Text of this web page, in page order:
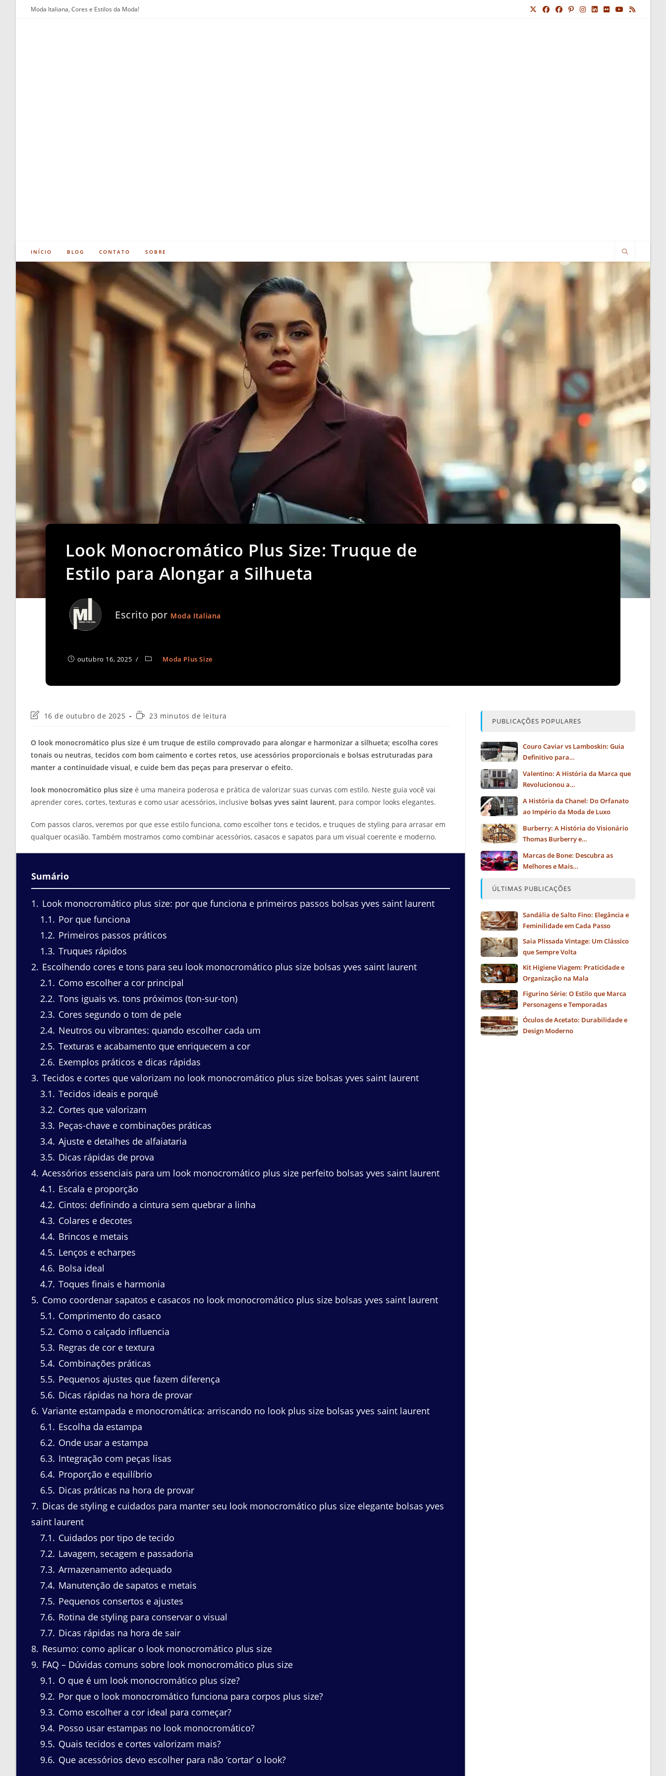
Moda Italiana, Cores e Estilos da Moda!
INÍCIO BLOG CONTATO SOBRE
Look Monocromático Plus Size: Truque de
Estilo para Alongar a Silhueta
Escrito por Moda Italiana
outubro 16, 2025 Moda Plus Size
Última
post:
16 de outubro de 2025
Tempo23 minutos de leitura
O look monocromático plus size é um truque de estilo comprovado para alongar e harmonizar a silhueta; escolha cores
tonais ou neutras, tecidos com bom caimento e cortes retos, use acessórios proporcionais e bolsas estruturadas para
manter a continuidade visual, e cuide bem das peças para preservar o efeito.
look monocromático plus size é uma maneira poderosa e prática de valorizar suas curvas com estilo. Neste guia você vai
aprender cores, cortes, texturas e como usar acessórios, inclusive bolsas yves saint laurent, para compor looks elegantes.
Com passos claros, veremos por que esse estilo funciona, como escolher tons e tecidos, e truques de styling para arrasar em
qualquer ocasião. Também mostramos como combinar acessórios, casacos e sapatos para um visual coerente e moderno.
Sumário
1
Look monocromático plus size: por que funciona e primeiros passos bolsas yves saint laurent
1.1
Por que funciona
1.2 Primeiros passos práticos
1.3 Truques rápidos
2 Escolhendo cores e tons para seu look monocromático plus size bolsas yves saint laurent
2.1
Como escolher a cor principal
2.2 Tons iguais vs. tons próximos (ton-sur-ton)
2.3 Cores segundo o tom de pele
2.4 Neutros ou vibrantes: quando escolher cada um
2.5 Texturas e acabamento que enriquecem a cor
2.6 Exemplos práticos e dicas rápidas
3 Tecidos e cortes que valorizam no look monocromático plus size bolsas yves saint laurent
3.1
Tecidos ideais e porquê
3.2 Cortes que valorizam
3.3 Peças-chave e combinações práticas
3.4 Ajuste e detalhes de alfaiataria
3.5 Dicas rápidas de prova
4 Acessórios essenciais para um look monocromático plus size perfeito bolsas yves saint laurent
4.1
Escala e proporção
4.2 Cintos: definindo a cintura sem quebrar a linha
4.3 Colares e decotes
4.4 Brincos e metais
4.5 Lenços e echarpes
4.6 Bolsa ideal
4.7 Toques finais e harmonia
5 Como coordenar sapatos e casacos no look monocromático plus size bolsas yves saint laurent
5.1
Comprimento do casaco
5.2 Como o calçado influencia
5.3 Regras de cor e textura
5.4 Combinações práticas
5.5 Pequenos ajustes que fazem diferença
5.6 Dicas rápidas na hora de provar
6 Variante estampada e monocromática: arriscando no look plus size bolsas yves saint laurent
6.1
Escolha da estampa
6.2 Onde usar a estampa
6.3 Integração com peças lisas
6.4 Proporção e equilíbrio
6.5 Dicas práticas na hora de provar
7 Dicas de styling e cuidados para manter seu look monocromático plus size elegante bolsas yves
saint laurent
7.1
Cuidados por tipo de tecido
7.2 Lavagem, secagem e passadoria
7.3 Armazenamento adequado
7.4 Manutenção de sapatos e metais
7.5 Pequenos consertos e ajustes
7.6 Rotina de styling para conservar o visual
7.7 Dicas rápidas na hora de sair
8 Resumo: como aplicar o look monocromático plus size
9 FAQ – Dúvidas comuns sobre look monocromático plus size
9.1
O que é um look monocromático plus size?
9.2 Por que o look monocromático funciona para corpos plus size?
9.3 Como escolher a cor ideal para começar?
9.4 Posso usar estampas no look monocromático?
9.5 Quais tecidos e cortes valorizam mais?
9.6 Que acessórios devo escolher para não ‘cortar’ o look?
PUBLICAÇÕES POPULARES
Couro Caviar vs Lamboskin: Guia
Definitivo para…
Valentino: A História da Marca que
Revolucionou a…
A História da Chanel: Do Orfanato
ao Império da Moda de Luxo
Burberry: A História do Visionário
Thomas Burberry e…
Marcas de Bone: Descubra as
Melhores e Mais…
ÚLTIMAS PUBLICAÇÕES
Sandália de Salto Fino: Elegância e
Feminilidade em Cada Passo
Saia Plissada Vintage: Um Clássico
que Sempre Volta
Kit Higiene Viagem: Praticidade e
Organização na Mala
Figurino Série: O Estilo que Marca
Personagens e Temporadas
Óculos de Acetato: Durabilidade e
Design Moderno